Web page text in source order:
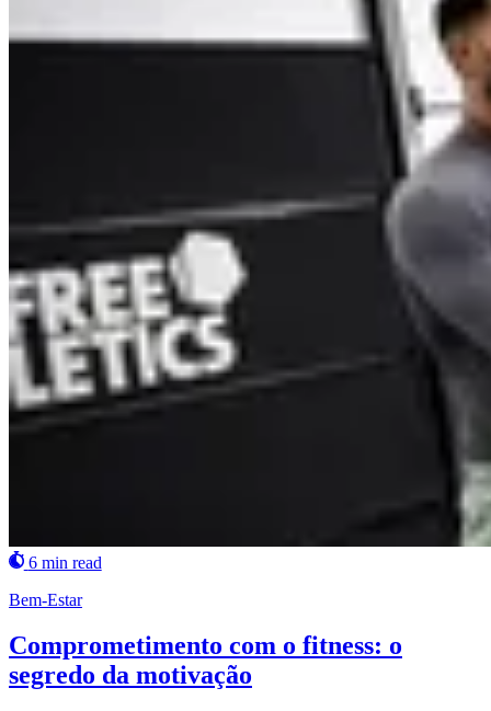
6 min read
Bem-Estar
Comprometimento com o fitness: o
segredo da motivação